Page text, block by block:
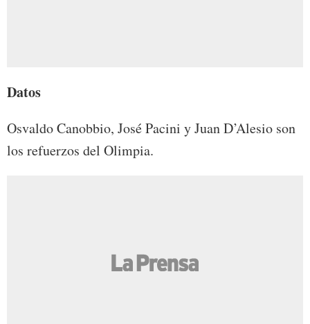
Datos
Osvaldo Canobbio, José Pacini y Juan D’Alesio son
los refuerzos del Olimpia.